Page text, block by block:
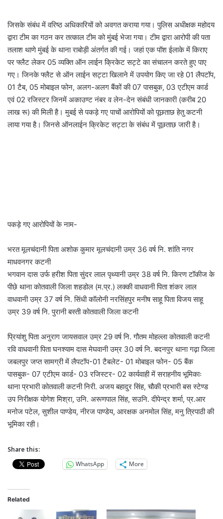
जिसके संबंध में वरिष्ठ अधिकारियों को अवगत कराया गया। पुलिस अधीक्षक महोदय
द्वारा टीम का गठन कर तत्काल टीम को मुंबई भेजा गया। टीम द्वारा आरोपी की पता
तलाश थाणे मुंबई के थाना राबोड़ी अंतर्गत की गई। जहां एक पॉश ईलाके में किराए
पर फ्लैट लेकर 05 व्यक्ति ऑन लाईन क्रिकेट सट्टे का संचालन करते हुए पाए
गए। जिनके फ्लैट से ऑन लाईन सट्टा खिलाने में उपयोग किए जा रहे 01 लैपटॉप,
01 टैब, 05 मोबाइल फोन, अलग-अलग बैंकों की 07 पासबुक, 03 एटीएम कार्ड
एवं 02 रजिस्टर जिनमें अकाउण्ट नंबर व लेन-देन संबंधी जानकारी (करीब 20
लाख रू) की मिली है। मुबई से पकड़े गए पाचों आरोपियों को पूछताछ हेतु कटनी
लाया गया है। जिनसे ऑनलाईन क्रिकेट सट्टा के संबंध में पूछताछ जारी है।
पकड़े गए आरोपियों के नाम-
भरत मूलचंदानी पिता अशोक कुमार मूलचंदानी उम्र 36 वर्ष नि. शांति नगर
माधवनगर कटनी
भगवान दास उर्फ हरीश पिता सुंदर लाल पृथ्यानी उम्र 38 वर्ष नि. किरण टॉकीज के
पीछे थाना कोतवाली जिला शहडोल (म.प्र.) लक्की वाधवानी पिता शंकर लाल
वाधवानी उम्र 37 वर्ष नि. सिंधी कॉलोनी नरसिंहपुर मनीष साहू पिता विजय साहू
उम्र 39 वर्ष नि. पुरानी बस्ती कोतवाली जिला कटनी
प्रियांशु पिता अनुराग जायसवाल उम्र 29 वर्ष नि. गौतम मोहल्ला कोतवाली कटनी
रवि वाधवानी पिता घनश्याम दास मेघवानी उम्र 30 वर्ष नि. बदनपुर थाना गढ़ा जिला
जबलपुर जप्त सामग्री में लैपटॉप-01 टैबलेट- 01 मोबाइल फोन- 05 बैंक
पासबुक- 07 एटीएम कार्ड- 03 रजिस्टर- 02 कार्यवाही में सराहनीय भूमिकाः
थाना प्रभारी कोतवाली कटनी निरी. अजय बहादुर सिंह, चौकी प्रभारी बस स्टेण्ड
उप निरीक्षक योगेश मिश्रा, उनि. अरूणपाल सिंह, सउनि. दीपेन्द्र शर्मा, प्र.आर
मनोज पटेल, सुशील पाण्डेय, नीरज पाण्डेय, आरक्षक अनमोल सिंह, मनु त्रिपाठी की
भूमिका रही।
Share this:
WhatsApp
More
Related